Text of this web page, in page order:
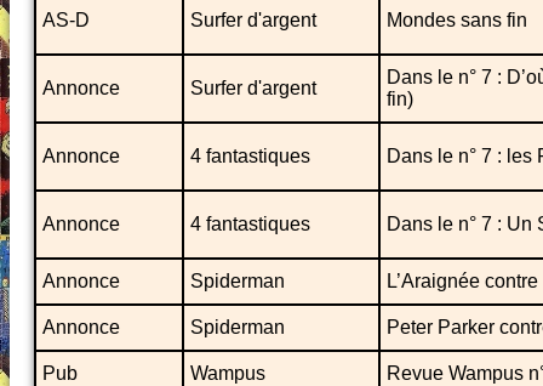
AS-D Surfer d'argent Mondes sans fin
Annonce Surfer d'argent
Dans le n° 7 :
fin)
Annonce 4 fantastiques Dans le n° 7 :
Annonce 4 fantastiques Dans le n° 7 : Un
Annonce Spiderman L’Araignée
Annonce Spiderman Peter Parker
Pub Wampus Revue Wampus